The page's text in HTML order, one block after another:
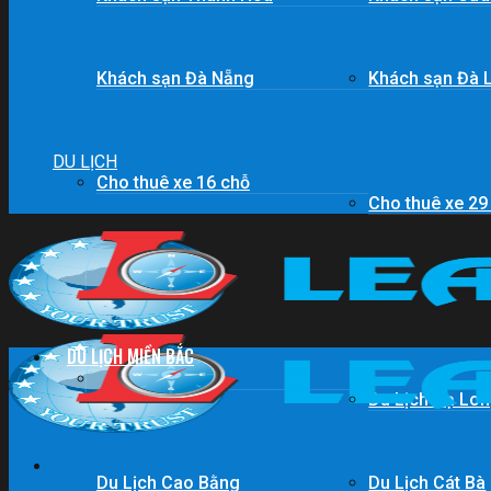
Khách sạn Đà Nẵng Khách sạn Đà
DU LỊCH
Cho thuê xe 16 chỗ
Cho thuê xe
DU LỊCH MIỀN BẮC
Du lịch Sapa
Du Lịch Hạ
Du Lịch Cao Bằng Du Lịch Cát Bà